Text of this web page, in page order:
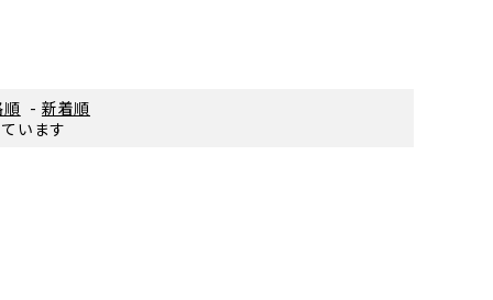
順 - 新着順
います